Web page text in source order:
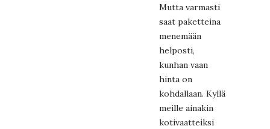
Mutta varmasti
saat paketteina
menemään
helposti,
kunhan vaan
hinta on
kohdallaan. Kyllä
meille ainakin
kotivaatteiksi